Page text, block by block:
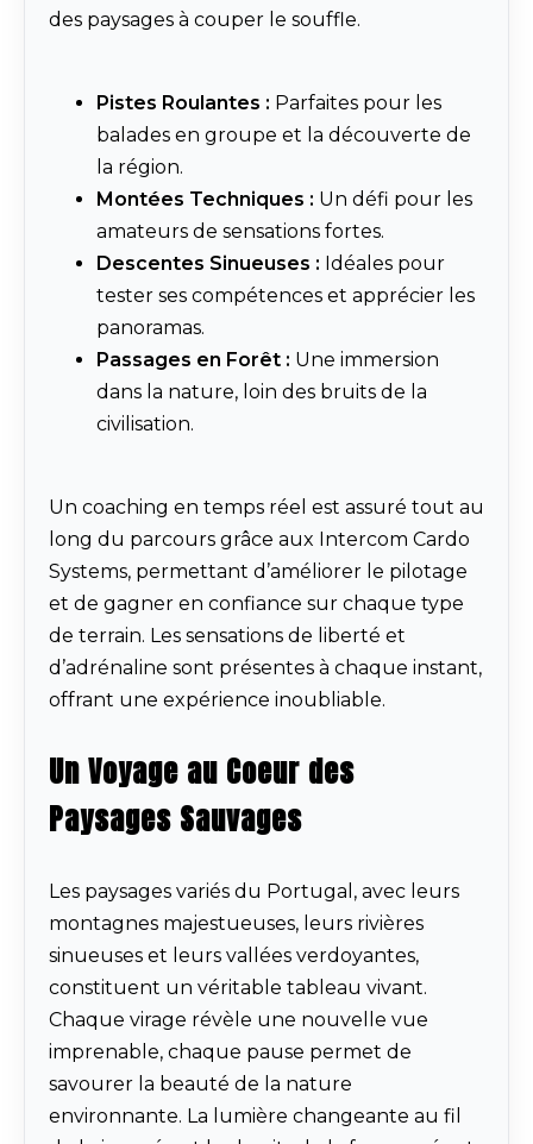
des paysages à couper le souffle.
Pistes Roulantes : Parfaites pour les
balades en groupe et la découverte de
la région.
Montées Techniques : Un défi pour les
amateurs de sensations fortes.
Descentes Sinueuses : Idéales pour
tester ses compétences et apprécier les
panoramas.
Passages en Forêt : Une immersion
dans la nature, loin des bruits de la
civilisation.
Un coaching en temps réel est assuré tout au
long du parcours grâce aux Intercom Cardo
Systems, permettant d’améliorer le pilotage
et de gagner en confiance sur chaque type
de terrain. Les sensations de liberté et
d’adrénaline sont présentes à chaque instant,
offrant une expérience inoubliable.
Un Voyage au Coeur des
Paysages Sauvages
Les paysages variés du Portugal, avec leurs
montagnes majestueuses, leurs rivières
sinueuses et leurs vallées verdoyantes,
constituent un véritable tableau vivant.
Chaque virage révèle une nouvelle vue
imprenable, chaque pause permet de
savourer la beauté de la nature
environnante. La lumière changeante au fil